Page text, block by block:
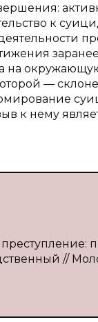
к
на
—
к нему
//